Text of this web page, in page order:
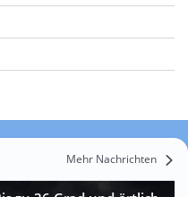
Mehr Nachrichten